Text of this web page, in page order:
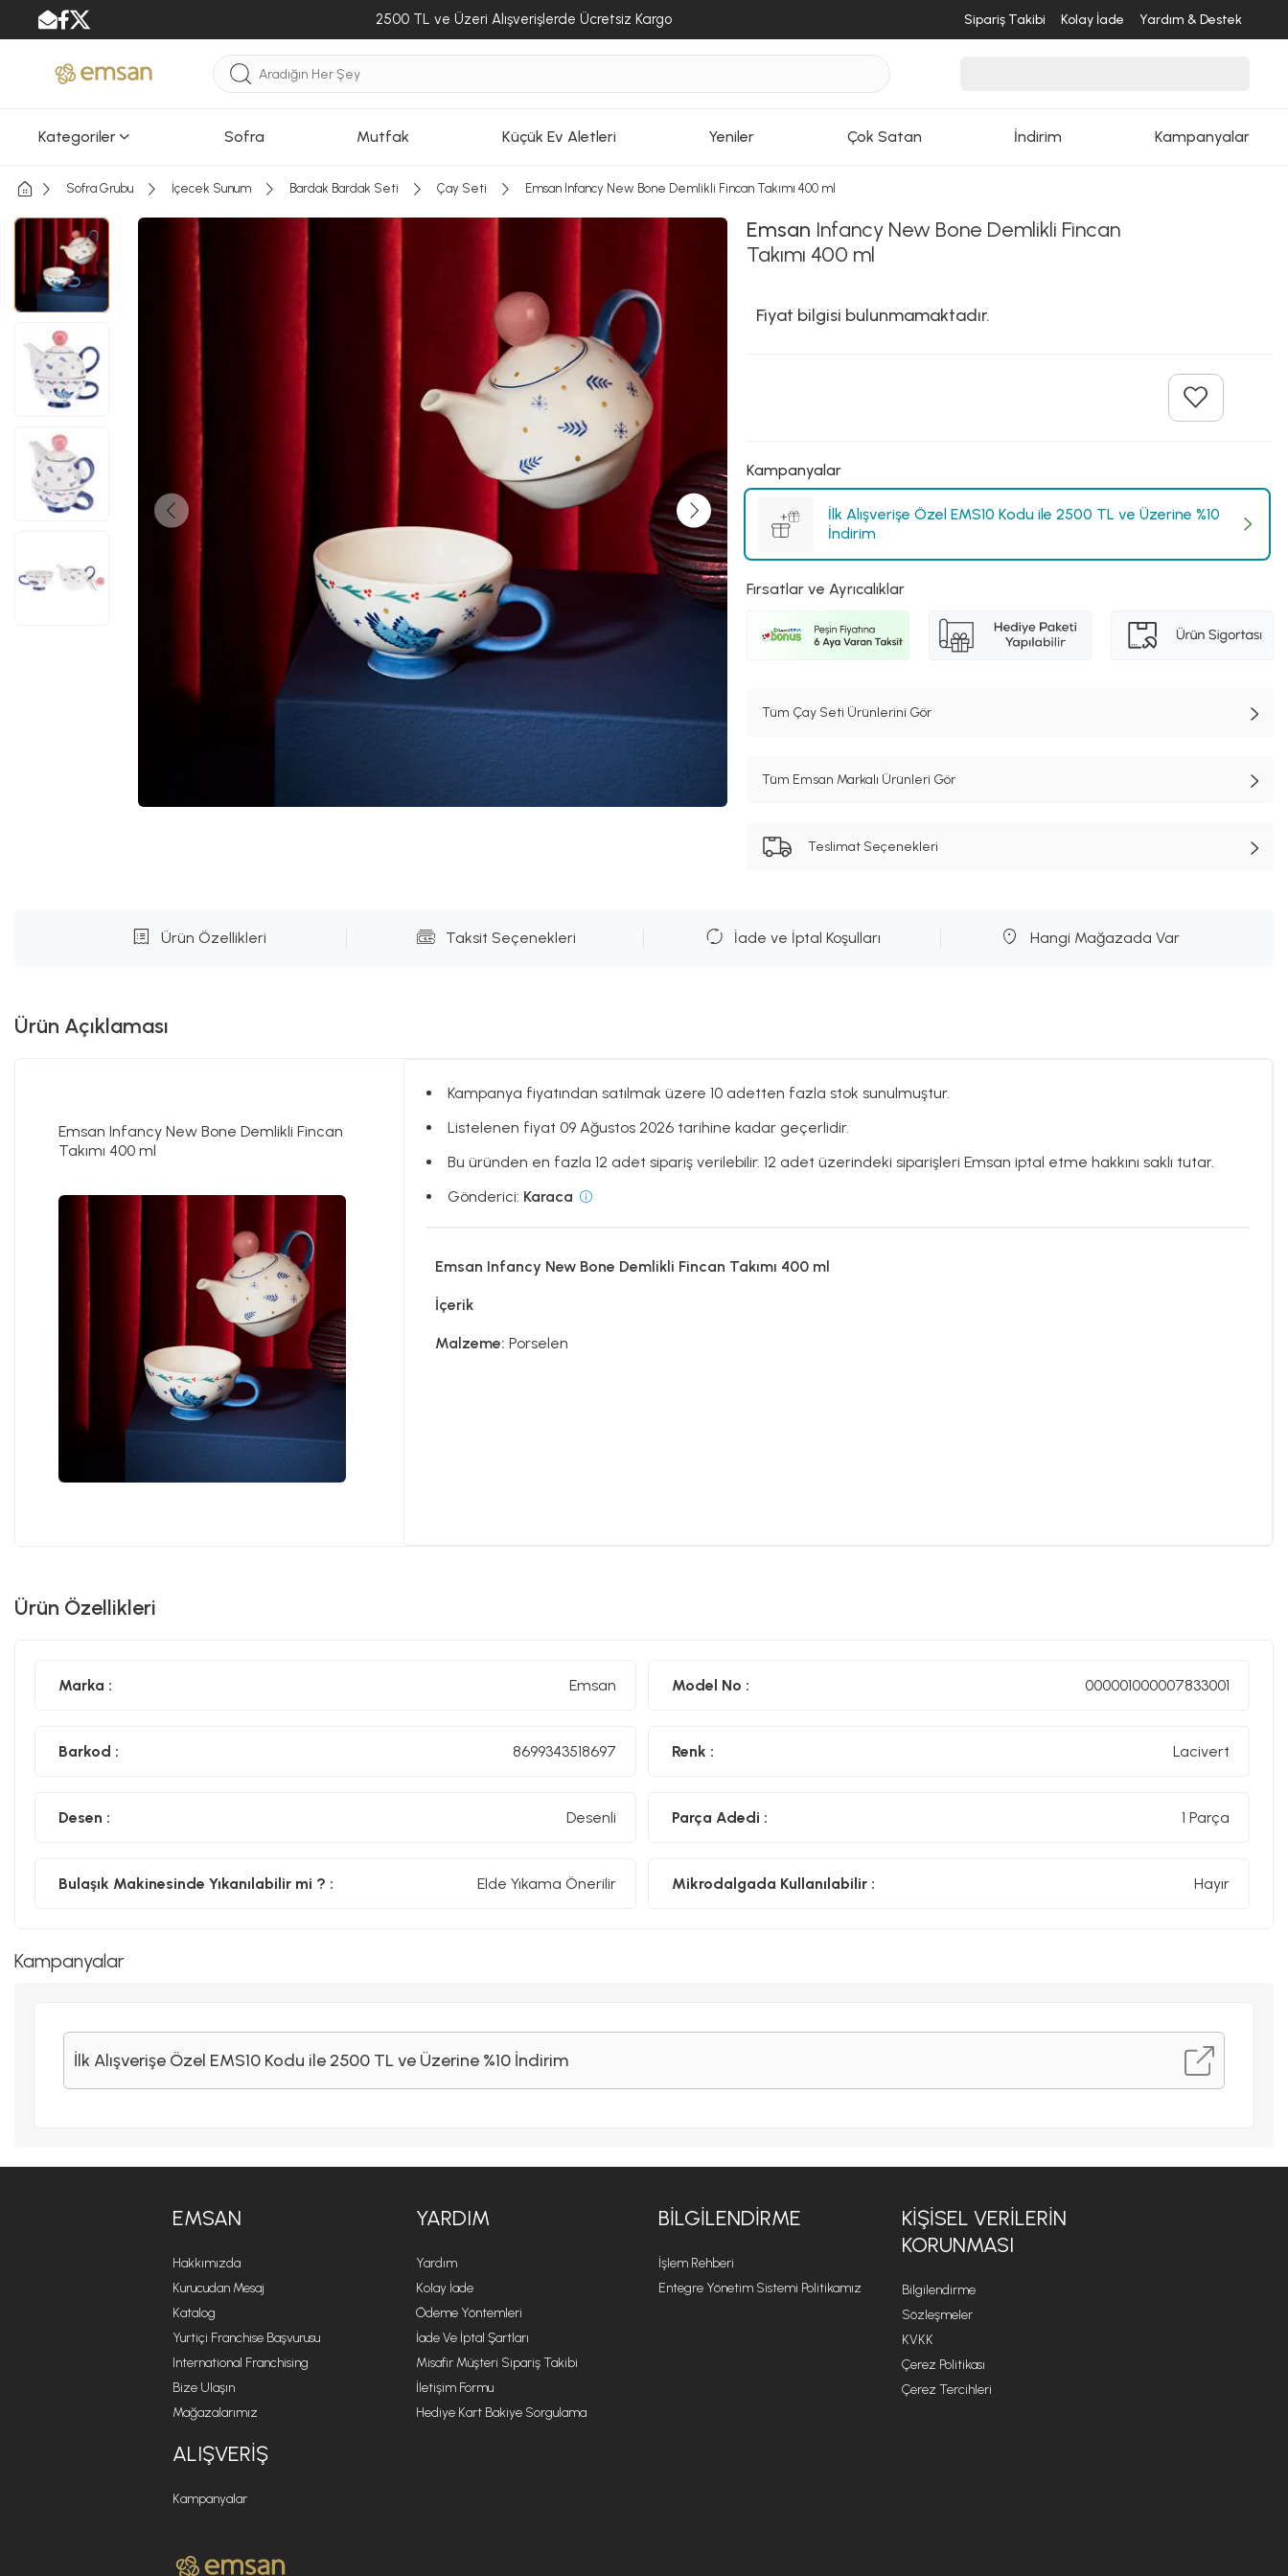
2500 TL ve Üzeri Alışverişlerde Ücretsiz Kargo Sipariş Takibi Kolay İade Yardım & Destek
Kategoriler Sofra Mutfak Küçük Ev Aletleri Yeniler Çok Satan İndirim Kampanyalar
Sofra Grubu İçecek Sunum Bardak Bardak Seti Çay Seti Emsan Infancy New Bone Demlikli Fincan Takımı 400 ml
Emsan Infancy New Bone Demlikli Fincan
Takımı 400 ml
Fiyat bilgisi bulunmamaktadır.
Kampanyalar
İlk Alışverişe Özel EMS10 Kodu ile 2500 TL ve Üzerine %10
İndirim
Fırsatlar ve Ayrıcalıklar
Tüm Çay Seti Ürünlerini Gör
Tüm Emsan Markalı Ürünleri Gör
Teslimat Seçenekleri
Ürün Özellikleri Taksit Seçenekleri İade ve İptal Koşulları Hangi Mağazada Var
Ürün Açıklaması
Emsan Infancy New Bone Demlikli Fincan
Takımı 400 ml
Kampanya fiyatından satılmak üzere 10 adetten fazla stok sunulmuştur.
Listelenen fiyat 09 Ağustos 2026 tarihine kadar geçerlidir.
Bu üründen en fazla 12 adet sipariş verilebilir. 12 adet üzerindeki siparişleri Emsan iptal etme hakkını saklı tutar.
Gönderici: Karaca
Emsan Infancy New Bone Demlikli Fincan Takımı 400 ml
İçerik
Malzeme:Porselen
Ürün Özellikleri
Marka : Emsan Model No : 000001000007833001
Barkod : 8699343518697 Renk : Lacivert
Desen : Desenli Parça Adedi : 1 Parça
Bulaşık Makinesinde Yıkanılabilir mi ? : Elde Yıkama Önerilir Mikrodalgada Kullanılabilir : Hayır
Kampanyalar
İlk Alışverişe Özel EMS10 Kodu ile 2500 TL ve Üzerine %10 İndirim
EMSAN
Hakkımızda
Kurucudan Mesaj
Katalog
Yurtiçi Franchise Başvurusu
International Franchising
Bize Ulaşın
Mağazalarımız
YARDIM
Yardım
Kolay İade
Ödeme Yöntemleri
İade Ve İptal Şartları
Misafir Müşteri Sipariş Takibi
İletişim Formu
Hediye Kart Bakiye Sorgulama
BILGILENDIRME
İşlem Rehberi
Entegre Yönetim Sistemi Politikamız
KİŞİSEL VERİLERİN
KORUNMASI
Bilgilendirme
Sözleşmeler
KVKK
Çerez Politikası
Çerez Tercihleri
ALIŞVERIŞ
Kampanyalar